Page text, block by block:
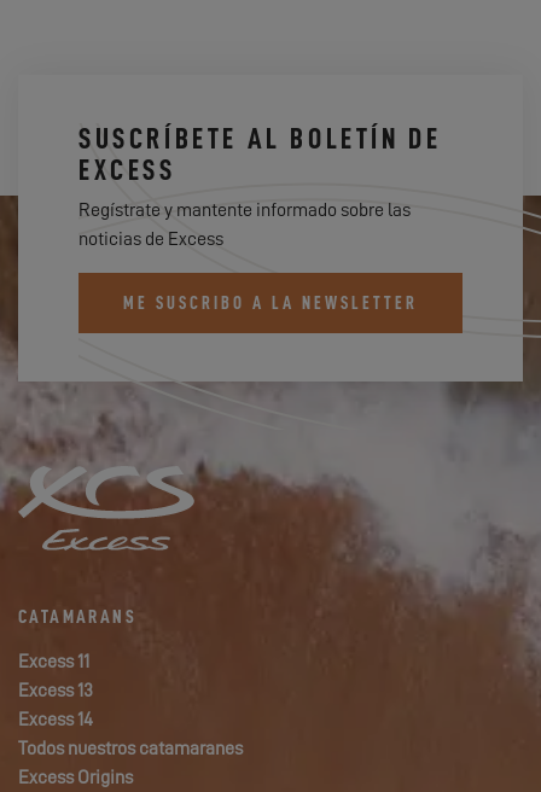
SUSCRÍBETE AL BOLETÍN DE
EXCESS
Regístrate y mantente informado sobre las
noticias de Excess
ME SUSCRIBO A LA NEWSLETTER
CATAMARANS
Excess 11
Excess 13
Excess 14
Todos nuestros catamaranes
Excess Origins